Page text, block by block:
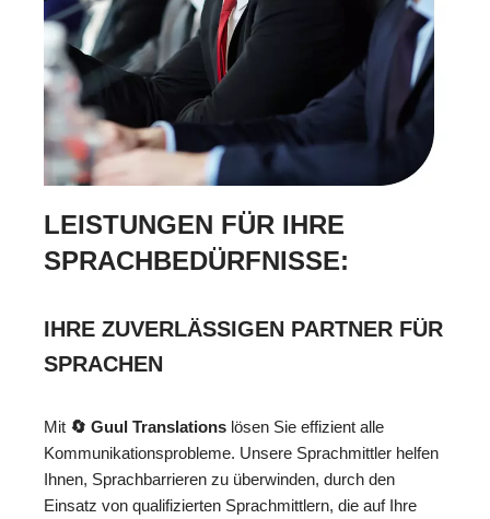
LEISTUNGEN FÜR IHRE
SPRACHBEDÜRFNISSE:
IHRE ZUVERLÄSSIGEN PARTNER FÜR
SPRACHEN
Mit 🔄 Guul Translations lösen Sie effizient alle
Kommunikationsprobleme. Unsere Sprachmittler helfen
Ihnen, Sprachbarrieren zu überwinden, durch den
Einsatz von qualifizierten Sprachmittlern, die auf Ihre